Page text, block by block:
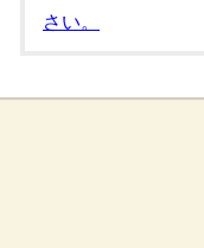
さい。